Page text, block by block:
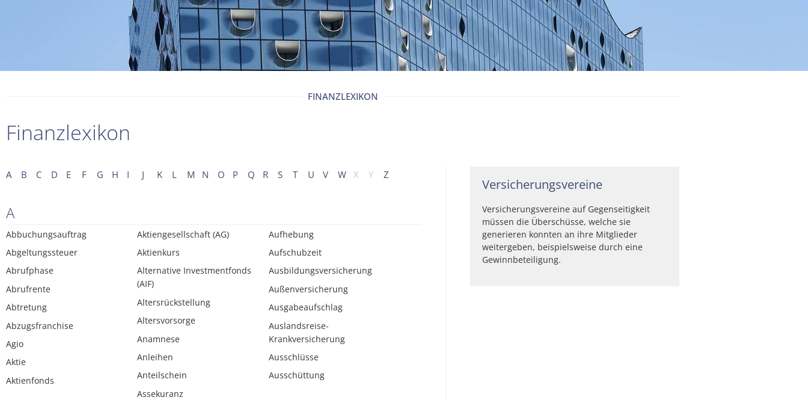
FINANZLEXIKON
Finanzlexikon
A B C D E F G H I J K L M N O P Q R S T U V W X Y Z
A
Abbuchungsauftrag
Abgeltungssteuer
Abrufphase
Abrufrente
Abtretung
Abzugsfranchise
Agio
Aktie
Aktienfonds
Aktiengesellschaft (AG)
Aktienkurs
Alternative Investmentfonds
(AIF)
Altersrückstellung
Altersvorsorge
Anamnese
Anleihen
Anteilschein
Assekuranz
Aufhebung
Aufschubzeit
Ausbildungsversicherung
Außenversicherung
Ausgabeaufschlag
Auslandsreise-
Krankversicherung
Ausschlüsse
Ausschüttung
Versicherungsvereine
Versicherungsvereine auf Gegenseitigkeit
müssen die Überschüsse, welche sie
generieren konnten an ihre Mitglieder
weitergeben, beispielsweise durch eine
Gewinnbeteiligung.